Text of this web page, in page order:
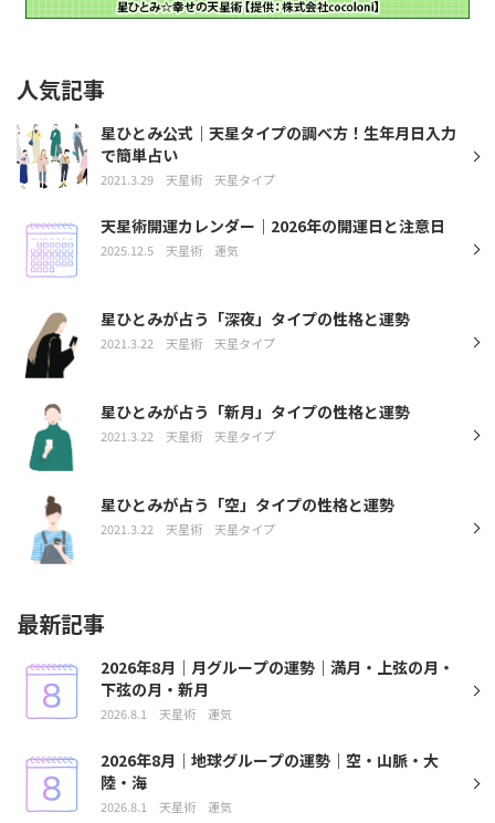
人気記事
星ひとみ公式｜天星タイプの調べ方！生年月日入力
で簡単占い
2021.3.29 天星術 天星タイプ
天星術開運カレンダー｜2026年の開運日と注意日
2025.12.5 天星術 運気
星ひとみが占う「深夜」タイプの性格と運勢
2021.3.22 天星術 天星タイプ
星ひとみが占う「新月」タイプの性格と運勢
2021.3.22 天星術 天星タイプ
星ひとみが占う「空」タイプの性格と運勢
2021.3.22 天星術 天星タイプ
最新記事
2026年8月｜月グループの運勢｜満月・上弦の月・
下弦の月・新月
2026.8.1 天星術 運気
2026年8月｜地球グループの運勢｜空・山脈・大
陸・海
2026.8.1 天星術 運気